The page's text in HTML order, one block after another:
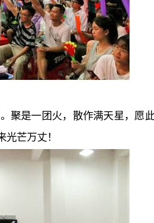
聚是一团火，散作满天星，愿
芒万丈！